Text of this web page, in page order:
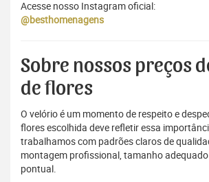
Acesse nosso Instagram oficial:
@besthomenagens
Sobre nossos preços
de flores
O velório é um momento de respeito e
flores escolhida deve refletir essa
trabalhamos com padrões claros de
montagem profissional, tamanho
pontual.